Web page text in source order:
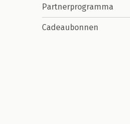
Partnerprogramma
Cadeaubonnen